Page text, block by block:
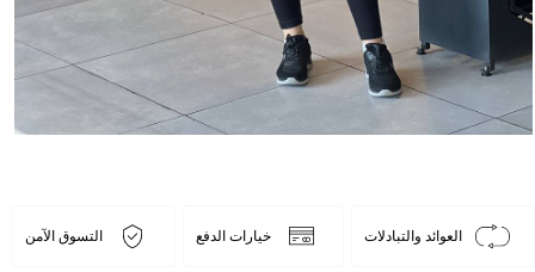
العوائد والتبادلات خيارات الدفع التسوق الآمن